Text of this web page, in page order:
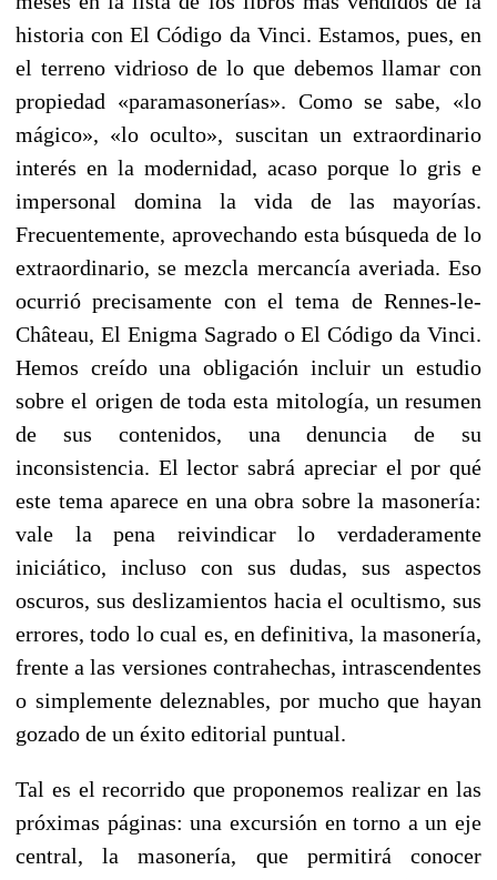
historia con El Código da Vinci. Estamos, pues, en
el terreno vidrioso de lo que debemos llamar con
propiedad «paramasonerías». Como se sabe, «lo
mágico», «lo oculto», suscitan un extraordinario
interés en la modernidad, acaso porque lo gris e
impersonal domina la vida de las mayorías.
Frecuentemente, aprovechando esta búsqueda de lo
extraordinario, se mezcla mercancía averiada. Eso
ocurrió precisamente con el tema de Rennes-le-
Château, El Enigma Sagrado o El Código da Vinci.
Hemos creído una obligación incluir un estudio
sobre el origen de toda esta mitología, un resumen
de sus contenidos, una denuncia de su
inconsistencia. El lector sabrá apreciar el por qué
este tema aparece en una obra sobre la masonería:
vale la pena reivindicar lo verdaderamente
iniciático, incluso con sus dudas, sus aspectos
oscuros, sus deslizamientos hacia el ocultismo, sus
errores, todo lo cual es, en definitiva, la masonería,
frente a las versiones contrahechas, intrascendentes
o simplemente deleznables, por mucho que hayan
gozado de un éxito editorial puntual.
Tal es el recorrido que proponemos realizar en las
próximas páginas: una excursión en torno a un eje
central, la masonería, que permitirá conocer